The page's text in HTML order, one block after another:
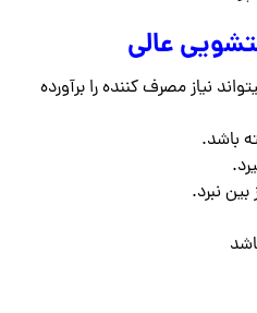
عالی
نیاز مصرف کننده را برآورده
باشد.
نبرد.